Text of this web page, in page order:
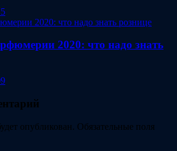
2020: что надо знать
опубликован. Обязательные поля